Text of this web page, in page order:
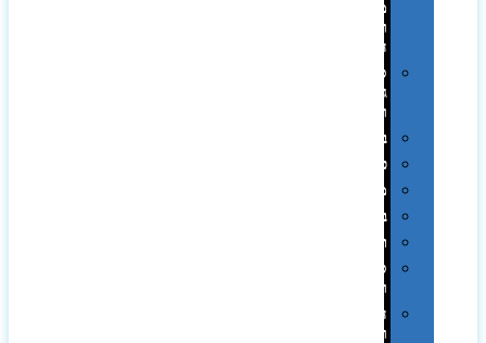
מחשב
וציוד
היקפי
סוללות
גיבוי
ומטענים
ביגוד
כובעים
מגבות
בקבוקים
תרמי
ספלים
וכוסות
הוקרה
ואומנות